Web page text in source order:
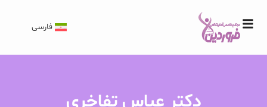
فارسی
دکتر عباس تفاخری